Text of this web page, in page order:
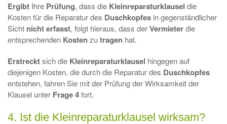
Ergibt Ihre Prüfung, dass die Kleinreparaturklausel die
Kosten für die Reparatur des Duschkopfes in gegenständlicher
Sicht nicht erfasst, folgt hieraus, dass derVermieterdie
entsprechenden Kostenzutragen hat.
Erstrecktsich die Kleinreparaturklausel hingegen auf
diejenigen Kosten, die durch die Reparatur des Duschkopfes
entstehen, fahren Sie mit der Prüfung der Wirksamkeit der
Klausel unter Frage 4fort.
4. Ist die Kleinreparaturklausel wirksam?